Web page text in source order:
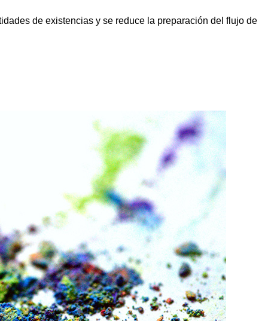
de existencias y se reduce la preparación del flujo de